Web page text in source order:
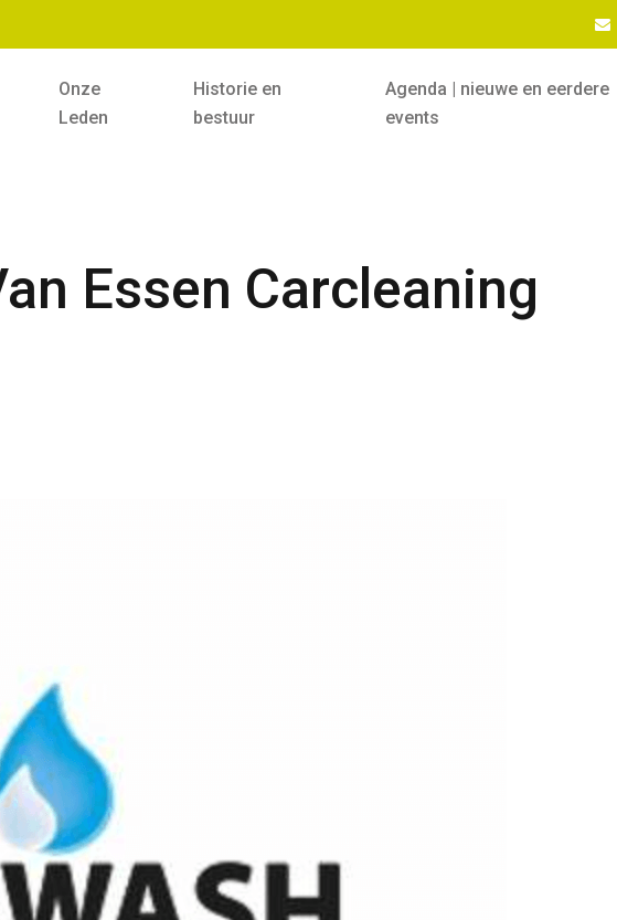
Onze
Leden
Historie en
bestuur
Agenda | nieuwe en eerdere
events
Essen Carcleaning